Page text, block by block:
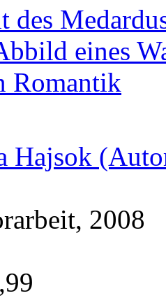
des
eines
Romantik
Hajsok
2008